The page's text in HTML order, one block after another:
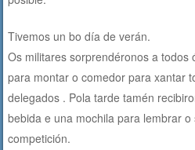
Tivemos un bo día de verán.
Os militares sorprendéronos a todos
para montar o comedor para xantar
delegados . Pola tarde tamén
bebida e una mochila para lembrar
competición.